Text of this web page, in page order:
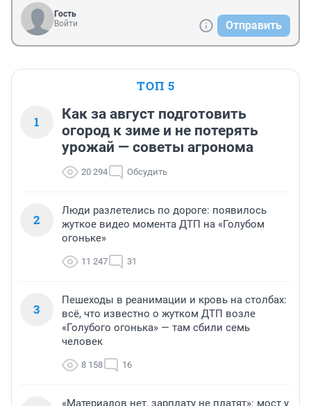
Гость
Войти
Отправить
ТОП 5
1
Как за август подготовить
огород к зиме и не потерять
урожай — советы агронома
20 294 Обсудить
2
Люди разлетелись по дороге: появилось
жуткое видео момента ДТП на «Голубом
огоньке»
11 247 31
3
Пешеходы в реанимации и кровь на столбах:
всё, что известно о жутком ДТП возле
«Голубого огонька» — там сбили семь
человек
8 158 16
«Материалов нет, зарплату не платят»: мост у